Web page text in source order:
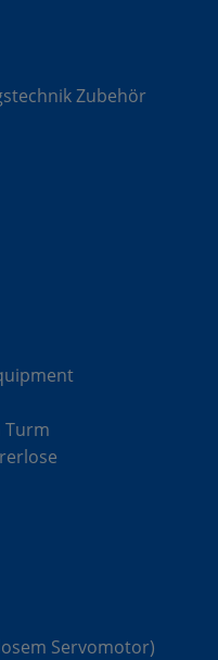
Zubehör
Turm
Servomotor)